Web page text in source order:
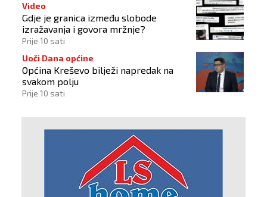
Video
Gdje je granica između slobode
izražavanja i govora mržnje?
Prije 10 sati
Uoči Dana općine
Općina Kreševo bilježi napredak na
svakom polju
Prije 10 sati